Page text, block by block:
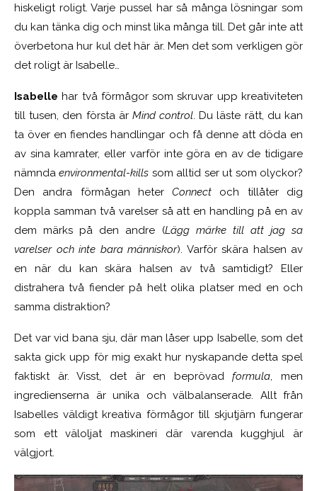
hiskeligt roligt. Varje pussel har så många lösningar som
du kan tänka dig och minst lika många till. Det går inte att
överbetona hur kul det här är. Men det som verkligen gör
det roligt är Isabelle…
Isabelle har två förmågor som skruvar upp kreativiteten
till tusen, den första är Mind control. Du läste rätt, du kan
ta över en fiendes handlingar och få denne att döda en
av sina kamrater, eller varför inte göra en av de tidigare
nämndaenvironmental-kills som alltid ser ut som olyckor?
Den andra förmågan heterConnect och tillåter dig
koppla samman två varelser så att en handling på en av
dem märks på den andre (Lägg märke till att jag sa
varelser och inte bara människor). Varför skära halsen av
en när du kan skära halsen av två samtidigt? Eller
distrahera två fiender på helt olika platser med en och
samma distraktion?
Det var vid bana sju, där man låser upp Isabelle, som det
sakta gick upp för mig exakt hur nyskapande detta spel
faktiskt är. Visst, det är en beprövadformula, men
ingredienserna är unika och välbalanserade. Allt från
Isabelles väldigt kreativa förmågor till skjutjärn fungerar
som ett väloljat maskineri där varenda kugghjul är
välgjort.